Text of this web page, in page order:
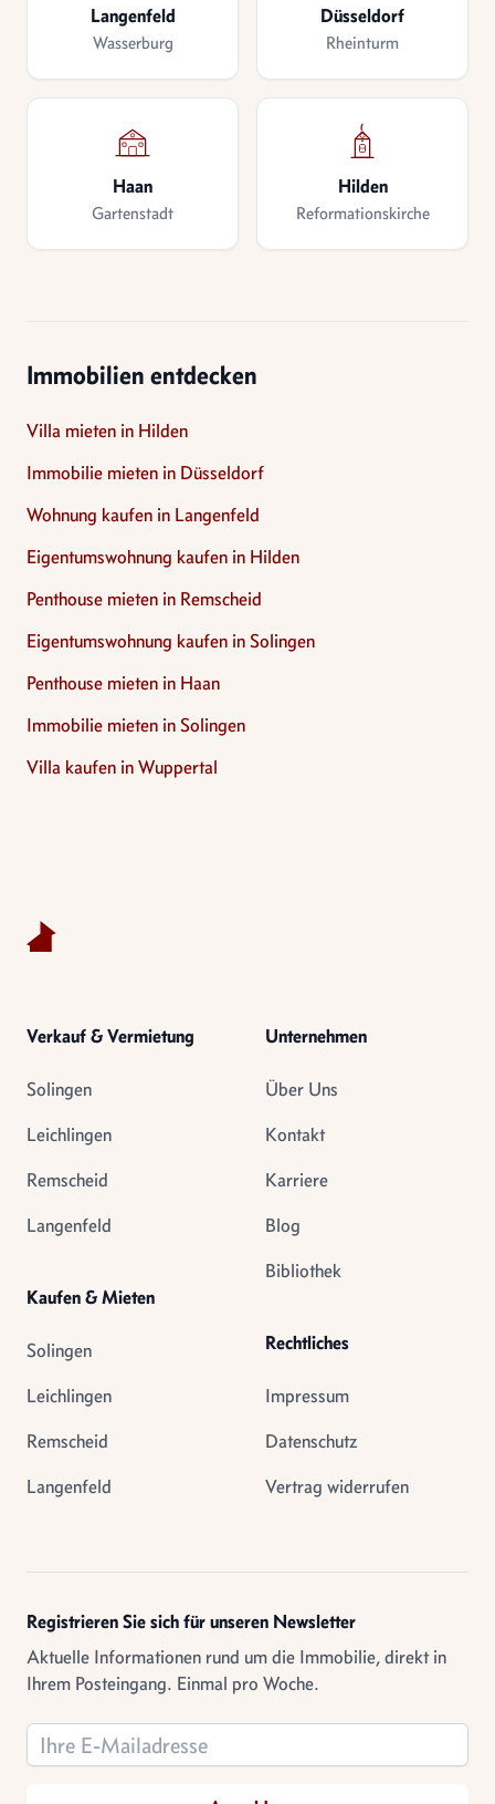
Langenfeld
Wasserburg
Düsseldorf
Rheinturm
Haan
Gartenstadt
Hilden
Reformationskirche
Immobilien entdecken
Villa mieten in Hilden
Immobilie mieten in Düsseldorf
Wohnung kaufen in Langenfeld
Eigentumswohnung kaufen in Hilden
Penthouse mieten in Remscheid
Eigentumswohnung kaufen in Solingen
Penthouse mieten in Haan
Immobilie mieten in Solingen
Villa kaufen in Wuppertal
Verkauf & Vermietung
Solingen
Leichlingen
Remscheid
Langenfeld
Kaufen & Mieten
Solingen
Leichlingen
Remscheid
Langenfeld
Unternehmen
Über Uns
Kontakt
Karriere
Blog
Bibliothek
Rechtliches
Impressum
Datenschutz
Vertrag widerrufen
Registrieren Sie sich für unseren Newsletter
Aktuelle Informationen rund um die Immobilie, direkt in
Ihrem Posteingang. Einmal pro Woche.
Email address